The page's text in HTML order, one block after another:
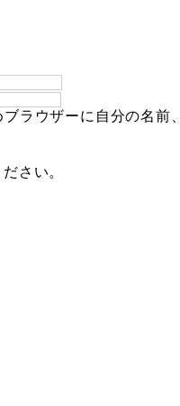
ラウザーに自分の名前
さい。